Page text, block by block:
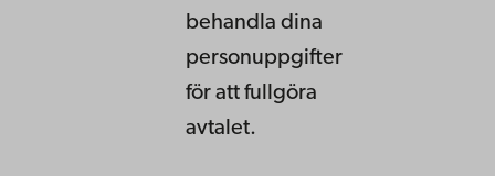
behandla dina
personuppgifter
för att fullgöra
avtalet.